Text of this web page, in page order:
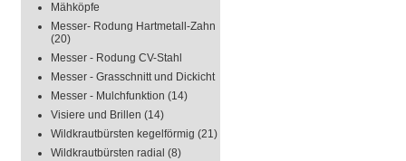
Mähköpfe
Messer- Rodung Hartmetall-Zahn
(20)
Messer - Rodung CV-Stahl
Messer - Grasschnitt und Dickicht
Messer - Mulchfunktion (14)
Visiere und Brillen (14)
Wildkrautbürsten kegelförmig (21)
Wildkrautbürsten radial (8)